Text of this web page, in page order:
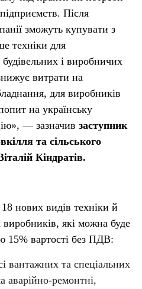
Після
зможуть купувати з
техніки для
і виробничих
витрати на
для виробників
на українську
— зазначив заступник
та сільського
Кіндратів.
нових видів техніки й
які можна буде
15% вартості без ПДВ:
вантажних та спеціальних
аварійно-ремонтні,